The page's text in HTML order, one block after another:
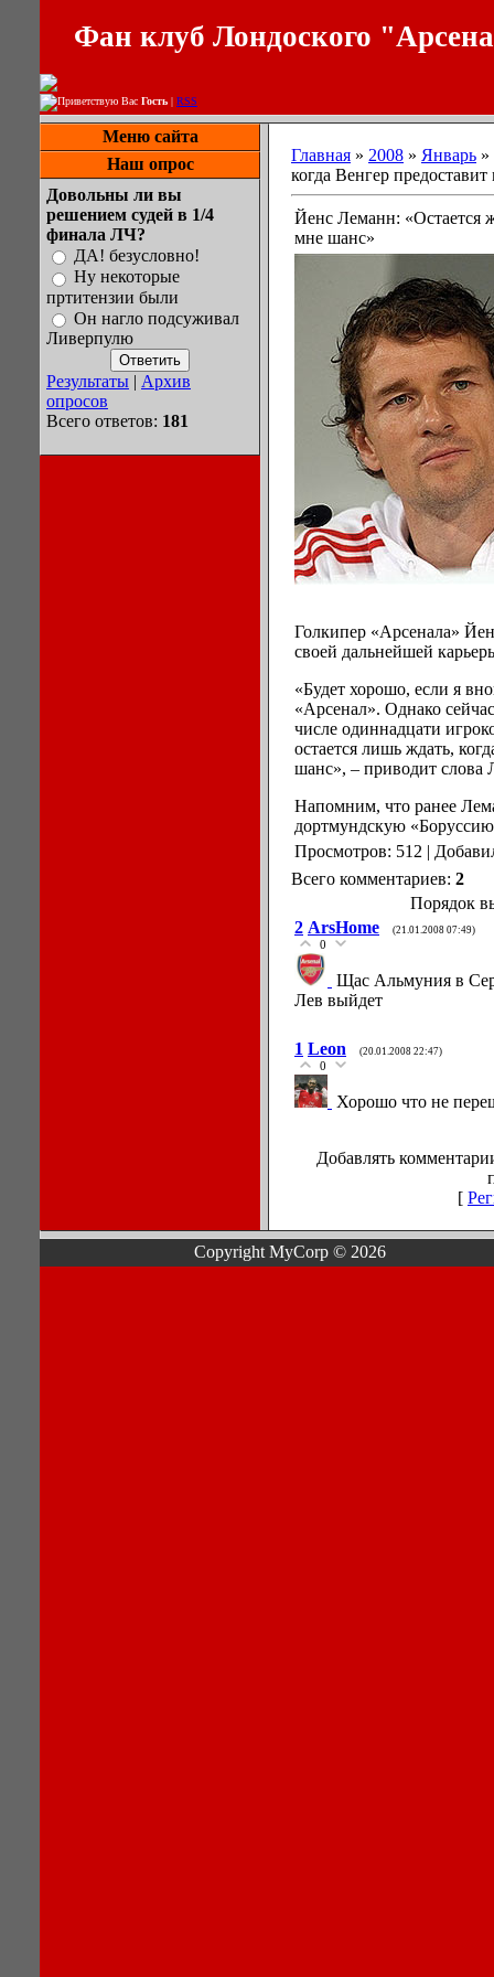
Фан клуб Лондоского
Приветствую Вас Гость | RSS
Меню сайта
Наш опрос
Довольны ли вы
решением судей в 1/4
финала ЛЧ?
ДА! безусловно!
Ну некоторые
пртитензии были
Он нагло подсуживал
Ливерпулю
Результаты | Архив
опросов
Всего ответов: 181
Главная » 2008 » Январь »
когда Венгер
Йенс Леманн: «Остается
мне шанс»
Голкипер «Арсенала»
своей дальнейшей
«Будет хорошо, если я
«Арсенал». Однако
числе одиннадцати
остается лишь ждать,
шанс», – приводит слова
Напомним, что ранее
дортмундскую
Просмотров: 512 |
Всего комментариев: 2
Порядок
2 ArsHome (21.01.2008 07:49)
0
Щас Альмуния в
Лев выйдет
1 Leon (20.01.2008 22:47)
0
Хорошо что не
Добавлять
[
Copyright MyCorp © 2026